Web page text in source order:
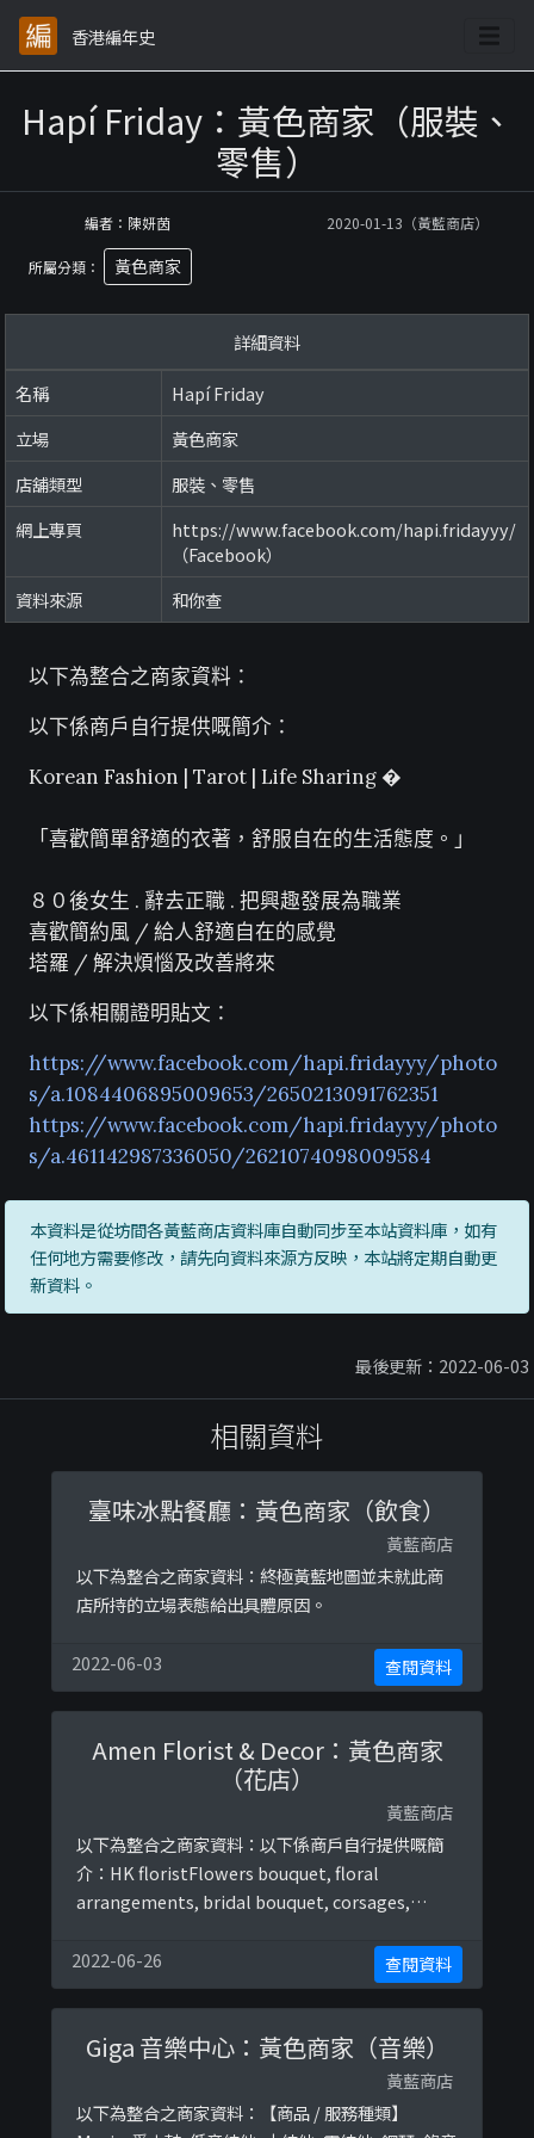
香港編年史
Hapí Friday：黃色商家（服裝、
零售）
編者：陳妍茵 2020-01-13（黃藍商店）
所屬分類： 黃色商家
詳細資料
名稱
Hapí Friday
立場
黃色商家
店舖類型
服裝、零售
網上專頁
https://www.facebook.com/hapi.fridayyy/
（Facebook）
資料來源
和你查
以下為整合之商家資料：
以下係商戶自行提供嘅簡介：
Korean Fashion | Tarot | Life Sharing �
「喜歡簡單舒適的衣著，舒服自在的生活態度。」
８０後女生 . 辭去正職 . 把興趣發展為職業
喜歡簡約風 / 給人舒適自在的感覺
塔羅 / 解決煩惱及改善將來
以下係相關證明貼文：
https://www.facebook.com/hapi.fridayyy/photo
s/a.1084406895009653/2650213091762351
https://www.facebook.com/hapi.fridayyy/photo
s/a.461142987336050/2621074098009584
本資料是從坊間各黃藍商店資料庫自動同步至本站資料庫，如有
任何地方需要修改，請先向資料來源方反映，本站將定期自動更
新資料。
最後更新：2022-06-03
相關資料
臺味冰點餐廳：黃色商家（飲食）
黃藍商店
以下為整合之商家資料：終極黃藍地圖並未就此商
店所持的立場表態給出具體原因。
2022-06-03 查閱資料
Amen Florist & Decor：黃色商家
（花店）
黃藍商店
以下為整合之商家資料：以下係商戶自行提供嘅簡
介：HK floristFlowers bouquet, floral
arrangements, bridal bouquet, corsages,
6505 2519以下係相關證明貼文：
https://www.facebook.com/AmenFloristDecor
/ ...
2022-06-26 查閱資料
Giga 音樂中心：黃色商家（音樂）
黃藍商店
以下為整合之商家資料：【商品 / 服務種類】